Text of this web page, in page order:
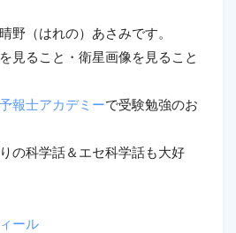
野（はれの）あさみです。
見ること・衛星画像を見ること
報士アカデミーで受験勉強のお
の科学話＆エセ科学話も大好
ール